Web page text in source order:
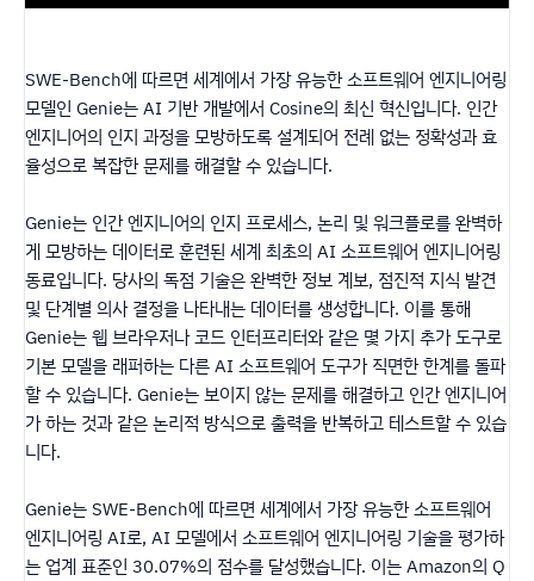
SWE-Bench에 따르면 세계에서 가장 유능한 소프트웨어 엔지니어링
모델인 Genie는 AI 기반 개발에서 Cosine의 최신 혁신입니다. 인간
엔지니어의 인지 과정을 모방하도록 설계되어 전례 없는 정확성과 효
율성으로 복잡한 문제를 해결할 수 있습니다.
Genie는 인간 엔지니어의 인지 프로세스, 논리 및 워크플로를 완벽하
게 모방하는 데이터로 훈련된 세계 최초의 AI 소프트웨어 엔지니어링
동료입니다. 당사의 독점 기술은 완벽한 정보 계보, 점진적 지식 발견
및 단계별 의사 결정을 나타내는 데이터를 생성합니다. 이를 통해
Genie는 웹 브라우저나 코드 인터프리터와 같은 몇 가지 추가 도구로
기본 모델을 래퍼하는 다른 AI 소프트웨어 도구가 직면한 한계를 돌파
할 수 있습니다. Genie는 보이지 않는 문제를 해결하고 인간 엔지니어
가 하는 것과 같은 논리적 방식으로 출력을 반복하고 테스트할 수 있습
니다.
Genie는 SWE-Bench에 따르면 세계에서 가장 유능한 소프트웨어
엔지니어링 AI로, AI 모델에서 소프트웨어 엔지니어링 기술을 평가하
는 업계 표준인 30.07%의 점수를 달성했습니다. 이는 Amazon의 Q